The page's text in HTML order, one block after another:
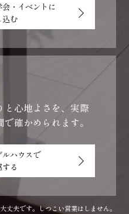
会・イベントに
込む
と心地よさを、 実際
で確かめられます。
ルハウスで
る
丈夫です。しつこい営業はしません。